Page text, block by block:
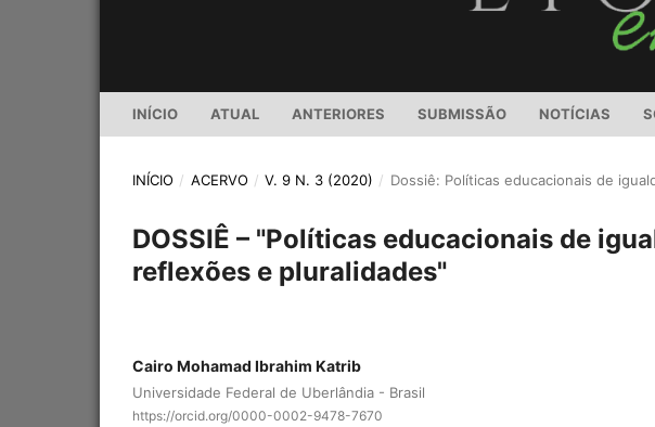
INÍCIO ATUAL ANTERIORES SUBMISSÃO NOTÍCIAS
INÍCIO / ACERVO / V. 9 N. 3 (2020) / Dossiê: Políticas educacionais de
DOSSIÊ – "Políticas educacionais de
reflexões e pluralidades"
Cairo Mohamad Ibrahim Katrib
Universidade Federal de Uberlândia - Brasil
https://orcid.org/0000-0002-9478-7670